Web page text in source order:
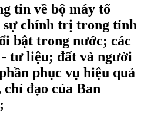
tin về bộ máy tổ
chính trị trong tỉnh
bật trong nước; các
tư liệu; đất và người
phục vụ hiệu quả
đạo của Ban